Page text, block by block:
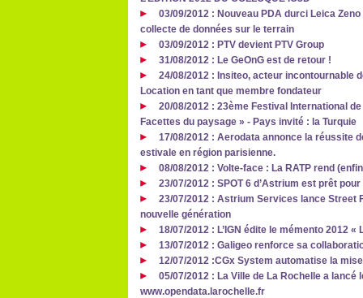
03/09/2012 : Nouveau PDA durci Leica
collecte de données sur le terrain
03/09/2012 : PTV devient PTV Group
31/08/2012 : Le GeOnG est de retour !
24/08/2012 : Insiteo, acteur incontournable
Location en tant que membre fondateur
20/08/2012 : 23ème Festival International
Facettes du paysage » - Pays invité : la Turquie
17/08/2012 : Aerodata annonce la réussite
estivale en région parisienne.
08/08/2012 : Volte-face : La RATP rend
23/07/2012 : SPOT 6 d’Astrium est prêt
23/07/2012 : Astrium Services lance Street
nouvelle génération
18/07/2012 : L’IGN édite le mémento 2012
13/07/2012 : Galigeo renforce sa
12/07/2012 :CGx System automatise la
05/07/2012 : La Ville de La Rochelle a lancé
www.opendata.larochelle.fr